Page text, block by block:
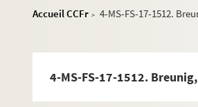
Accueil CCFr > 4-MS-FS-17-1512.
4-MS-FS-17-1512.
Guillaume Apollinaire
Activités
Collection